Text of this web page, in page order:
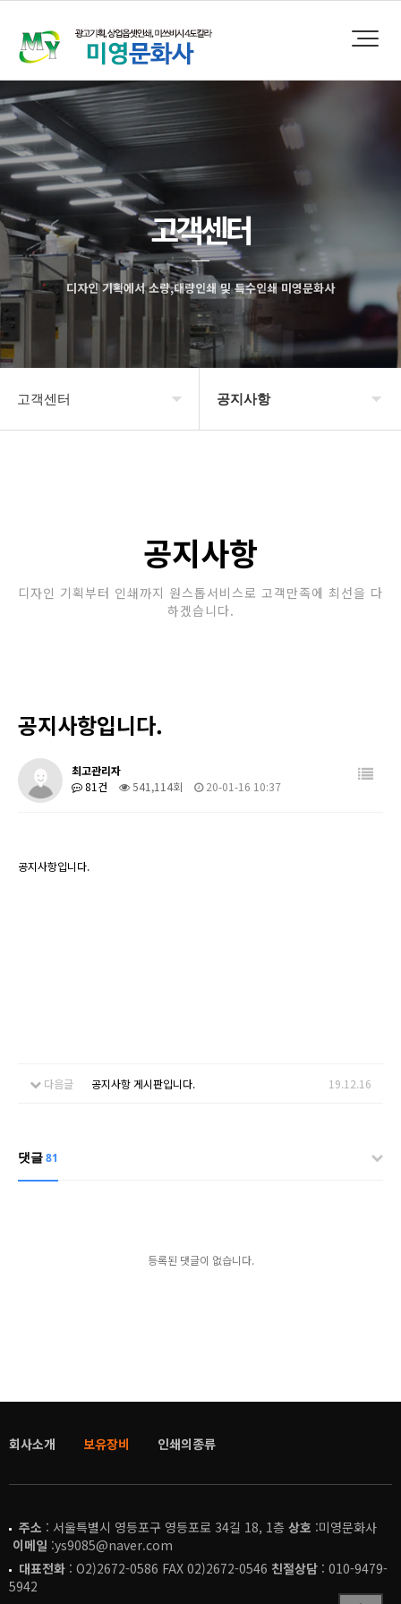
고객센터
디자인 기획에서 소량,대량인쇄 및 특수인쇄 미영문화사
고객센터 공지사항
공지사항
디자인 기획부터 인쇄까지 원스톱서비스로 고객만족에 최선을 다
하겠습니다.
공지사항입니다.
최고관리자
81건
541,114회 20-01-16 10:37
공지사항입니다.
다음글 공지사항 게시판입니다. 19.12.16
댓글81
등록된 댓글이 없습니다.
회사소개 보유장비 인쇄의종류
주소 : 서울특별시 영등포구 영등포로 34길 18, 1층 상호 :미영문화사
이메일 :ys9085@naver.com
대표전화 : O2)2672-0586 FAX 02)2672-0546 친절상담 : 010-9479-
5942